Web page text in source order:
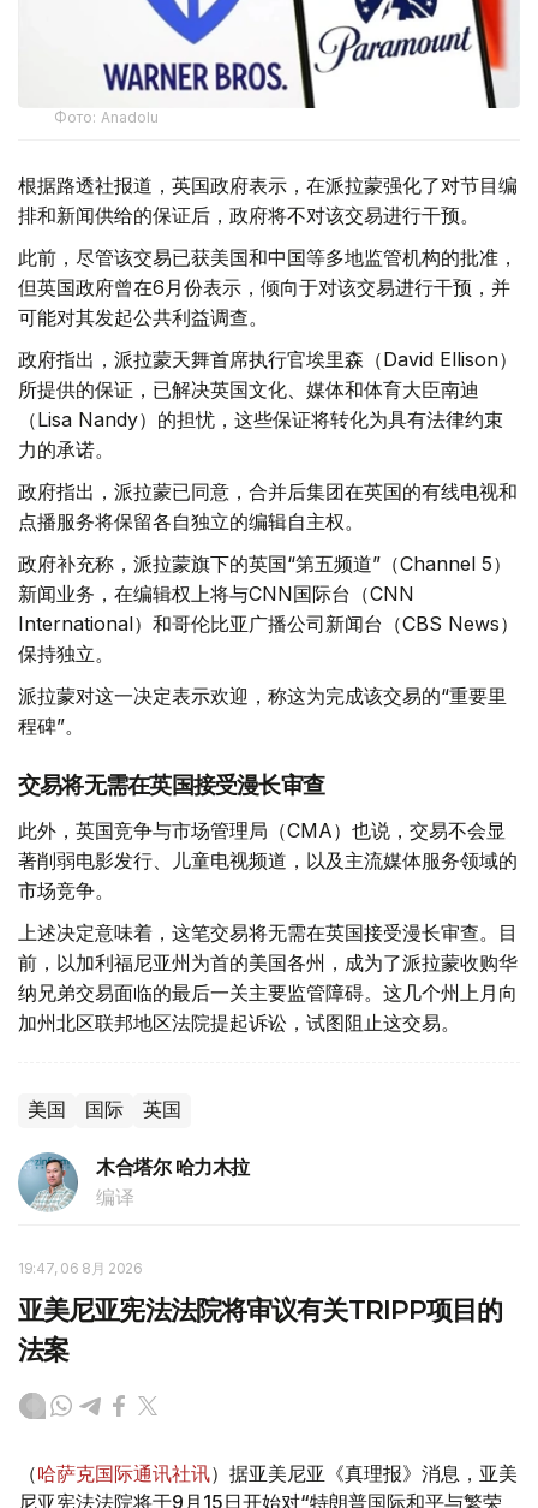
Фото: Аnadolu
根据路透社报道，英国政府表示，在派拉蒙强化了对节目编
排和新闻供给的保证后，政府将不对该交易进行干预。
此前，尽管该交易已获美国和中国等多地监管机构的批准，
但英国政府曾在6月份表示，倾向于对该交易进行干预，并
可能对其发起公共利益调查。
政府指出，派拉蒙天舞首席执行官埃里森（David Ellison）
所提供的保证，已解决英国文化、媒体和体育大臣南迪
（Lisa Nandy）的担忧，这些保证将转化为具有法律约束
力的承诺。
政府指出，派拉蒙已同意，合并后集团在英国的有线电视和
点播服务将保留各自独立的编辑自主权。
政府补充称，派拉蒙旗下的英国“第五频道”（Channel 5）
新闻业务，在编辑权上将与CNN国际台（CNN
International）和哥伦比亚广播公司新闻台（CBS News）
保持独立。
派拉蒙对这一决定表示欢迎，称这为完成该交易的“重要里
程碑”。
交易将无需在英国接受漫长审查
此外，英国竞争与市场管理局（CMA）也说，交易不会显
著削弱电影发行、儿童电视频道，以及主流媒体服务领域的
市场竞争。
上述决定意味着，这笔交易将无需在英国接受漫长审查。目
前，以加利福尼亚州为首的美国各州，成为了派拉蒙收购华
纳兄弟交易面临的最后一关主要监管障碍。这几个州上月向
加州北区联邦地区法院提起诉讼，试图阻止这交易。
美国 国际 英国
木合塔尔 哈力木拉
编译
19:47, 06 8月 2026
亚美尼亚宪法法院将审议有关TRIPP项目的
法案
（哈萨克国际通讯社讯）据亚美尼亚《真理报》消息，亚美
尼亚宪法法院将于9月15日开始对“特朗普国际和平与繁荣